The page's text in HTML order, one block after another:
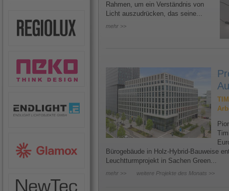
Rahmen, um ein Verständnis von
Licht auszudrücken, das seine...
mehr >>
Bürogebäude in Holz-Hybrid-Bauweise
Leuchtturmprojekt in Sachen Green...
mehr >> weitere Projekte des Monats >>